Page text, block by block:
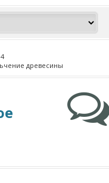
4
древесины